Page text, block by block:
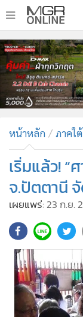
• หน้าหลัก
• ทันเหตุการณ์
• ภาคใต้
• ภูมิภาค
• บันเทิง
ผู้จัดการรายวัน
• คอลัมนิสต์
• ละคร
• Cyber BIZ
ผู้จัดกวน
Good health &
Green
Management
หน้าหลัก ภาคใต้
เริ่มแล้ว! “
จ.ปัตตานี
เผยแพร่: 23 ก.ย.